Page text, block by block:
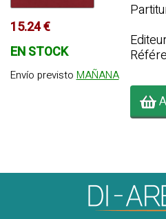
15.24 €
EN STOCK
Envío previsto MAÑANA